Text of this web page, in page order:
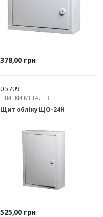
Ціна
378,00 грн
05709
ЩИТКИ МЕТАЛЕВІ
Щит обліку ЩО-24Н
Ціна
525,00 грн